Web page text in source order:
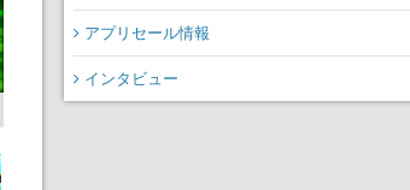
つのバイオームを探索し
アプリセール情報
インタビュー